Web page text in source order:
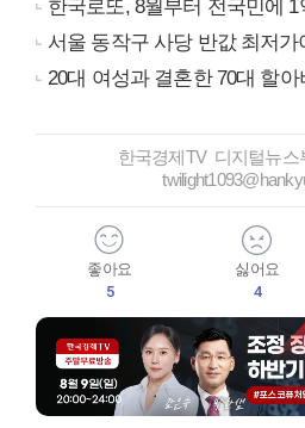
한국로또, 8월부터 전국민에
서울 동작구 사당 반값 최저가
20대 여성과 결혼한 70대 할
한국경제TV 디지털뉴
좋아요
5
싫어요
4